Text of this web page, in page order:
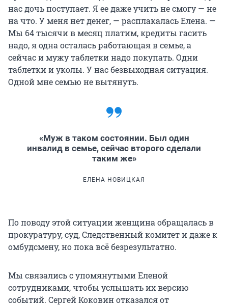
нас дочь поступает. Я ее даже учить не смогу — не
на что. У меня нет денег, — расплакалась Елена. —
Мы 64 тысячи в месяц платим, кредиты гасить
надо, я одна осталась работающая в семье, а
сейчас и мужу таблетки надо покупать. Одни
таблетки и уколы. У нас безвыходная ситуация.
Одной мне семью не вытянуть.
«Муж в таком состоянии. Был один
инвалид в семье, сейчас второго сделали
таким же»
ЕЛЕНА НОВИЦКАЯ
По поводу этой ситуации женщина обращалась в
прокуратуру, суд, Следственный комитет и даже к
омбудсмену, но пока всё безрезультатно.
Мы связались с упомянутыми Еленой
сотрудниками, чтобы услышать их версию
событий. Сергей Коковин отказался от